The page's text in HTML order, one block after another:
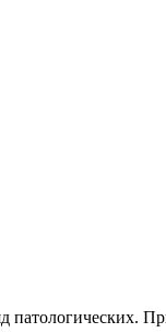
патологических.